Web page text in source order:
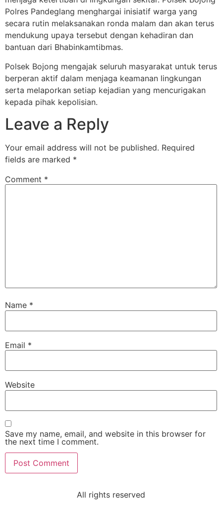
Polres Pandeglang menghargai inisiatif warga yang
secara rutin melaksanakan ronda malam dan akan terus
mendukung upaya tersebut dengan kehadiran dan
bantuan dari Bhabinkamtibmas.
Polsek Bojong mengajak seluruh masyarakat untuk terus
berperan aktif dalam menjaga keamanan lingkungan
serta melaporkan setiap kejadian yang mencurigakan
kepada pihak kepolisian.
Leave a Reply
Your email address will not be published. Required
fields are marked *
Comment *
Name *
Email *
Website
Save my name, email, and website in this browser for
the next time I comment.
All rights reserved